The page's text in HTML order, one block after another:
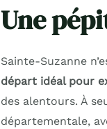
Une
Sainte-Suzanne
départ idéal pour
des alentours. À
départementale,